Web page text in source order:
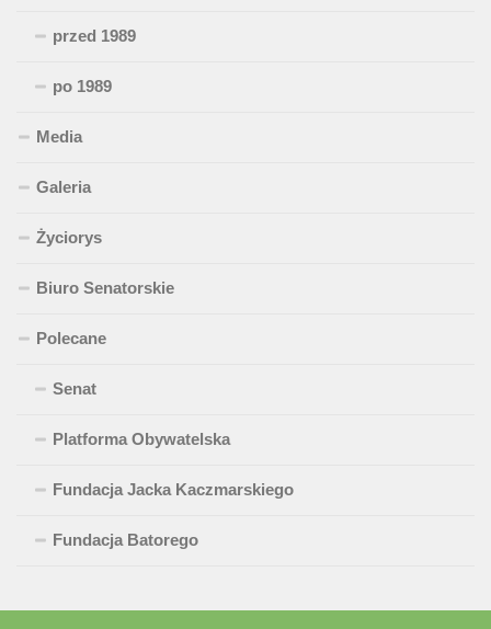
przed 1989
po 1989
Media
Galeria
Życiorys
Biuro Senatorskie
Polecane
Senat
Platforma Obywatelska
Fundacja Jacka Kaczmarskiego
Fundacja Batorego